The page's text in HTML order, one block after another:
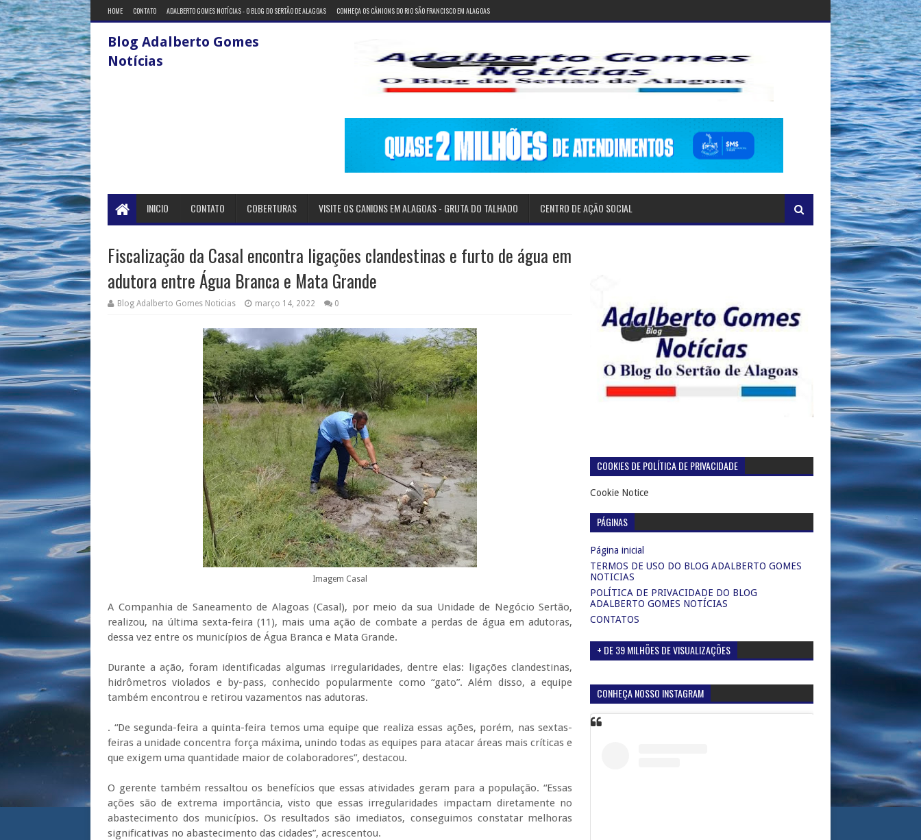
HOME CONTATO ADALBERTO GOMES NOTÍCIAS - O BLOG DO SERTÃO DE ALAGOAS CONHEÇA OS CÂNIONS DO RIO SÃO FRANCISCO EM ALAGOAS
Blog Adalberto Gomes
Notícias
INICIO CONTATO COBERTURAS VISITE OS CANIONS EM ALAGOAS - GRUTA DO TALHADO CENTRO DE AÇÃO SOCIAL
Fiscalização da Casal encontra ligações clandestinas e furto de água em
adutora entre Água Branca e Mata Grande
Blog Adalberto Gomes Noticias março 14, 2022 0
Imagem Casal
A Companhia de Saneamento de Alagoas (Casal), por meio da sua Unidade de Negócio Sertão,
realizou, na última sexta-feira (11), mais uma ação de combate a perdas de água em adutoras,
dessa vez entre os municípios de Água Branca e Mata Grande.
Durante a ação, foram identificadas algumas irregularidades, dentre elas: ligações clandestinas,
hidrômetros violados e by-pass, conhecido popularmente como “gato”. Além disso, a equipe
também encontrou e retirou vazamentos nas adutoras.
. “De segunda-feira a quinta-feira temos uma equipe que realiza essas ações, porém, nas sextas-
feiras a unidade concentra força máxima, unindo todas as equipes para atacar áreas mais críticas e
que exigem uma quantidade maior de colaboradores”, destacou.
O gerente também ressaltou os benefícios que essas atividades geram para a população. “Essas
ações são de extrema importância, visto que essas irregularidades impactam diretamente no
abastecimento dos municípios. Os resultados são imediatos, conseguimos constatar melhoras
significativas no abastecimento das cidades”, acrescentou.
COOKIES DE POLÍTICA DE PRIVACIDADE
Cookie Notice
PÁGINAS
Página inicial
TERMOS DE USO DO BLOG ADALBERTO GOMES
NOTICIAS
POLÍTICA DE PRIVACIDADE DO BLOG
ADALBERTO GOMES NOTÍCIAS
CONTATOS
+ DE 39 MILHÕES DE VISUALIZAÇÕES
CONHEÇA NOSSO INSTAGRAM